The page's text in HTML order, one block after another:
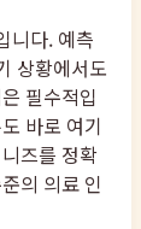
니다. 예측
상황에서도
필수적입
바로 여기
즈를 정확
의 의료 인